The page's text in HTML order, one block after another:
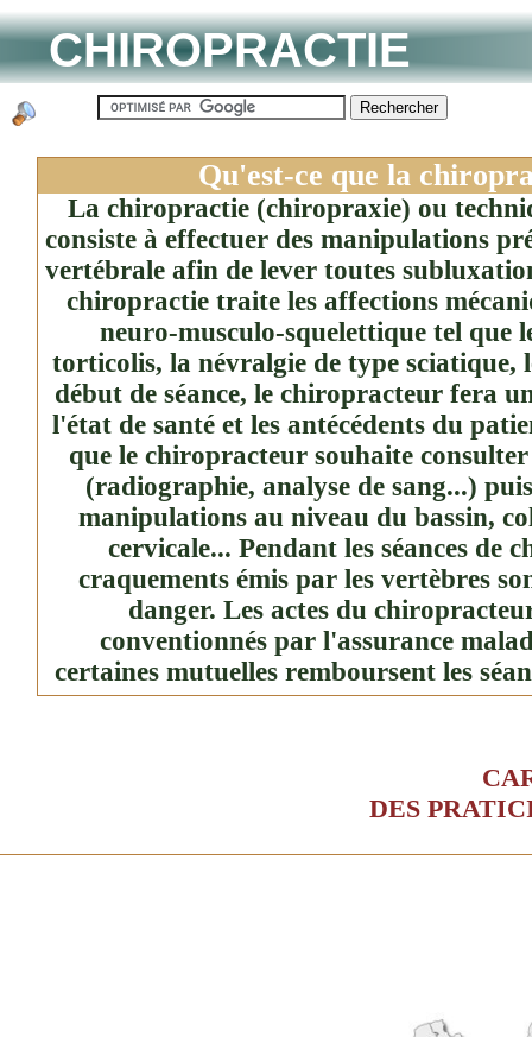
CHIROPRACTIE
Qu'est-ce que la
La chiropractie (chiropraxie) ou
consiste à effectuer des manipulations
vertébrale afin de lever toutes
chiropractie traite les affections
neuro-musculo-squelettique tel que
torticolis, la névralgie de type sciatique,
début de séance, le chiropracteur fera
l'état de santé et les antécédents du
que le chiropracteur souhaite
(radiographie, analyse de sang...)
manipulations au niveau du bassin,
cervicale... Pendant les séances de
craquements émis par les vertèbres
danger. Les actes du
conventionnés par l'assurance
certaines mutuelles remboursent les
DES